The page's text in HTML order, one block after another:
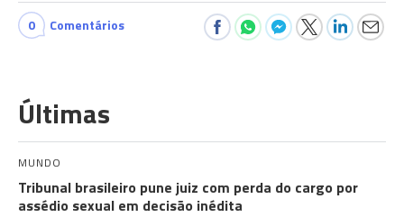
0 Comentários
Últimas
MUNDO
Tribunal brasileiro pune juiz com perda do cargo por
assédio sexual em decisão inédita